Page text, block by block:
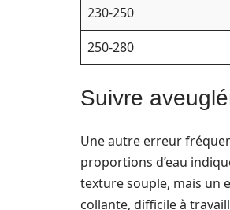
230-250
250-280
Suivre
Une autre erreur
proportions d’eau
texture souple, mais un
collante, difficile à